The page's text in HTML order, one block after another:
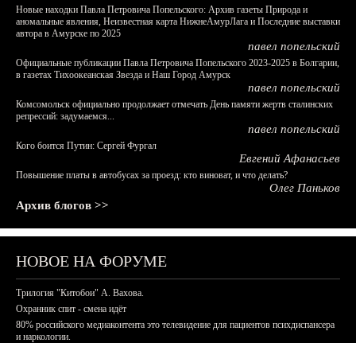
Новые находки Павла Петровича Попельского: Архив газеты Природа и
аномальные явления, Неизвестная карта НижнеАмурЛага и Последние выставки
автора в Амурске по 2025
павел попельский
Официальные публикации Павла Петровича Попельского 2023-2025 в Болгарии,
в газетах Тихоокеанская Звезда и Наш Город Амурск
павел попельский
Комсомольск официально продолжает отмечать День памяти жертв сталинских
репрессий: задумаемся...
павел попельский
Кого боится Путин: Сергей Фургал
Евгений Афанасьев
Повышение платы в автобусах за проезд: кто виноват, и что делать?
Олег Паньков
Архив блогов >>
НОВОЕ НА ФОРУМЕ
Трилогия "Китобои" А. Вахова.
Охранник спит - смена идёт
80% российского медиаконтента это телевидение для пациентов психдиспансера
и наркологии.